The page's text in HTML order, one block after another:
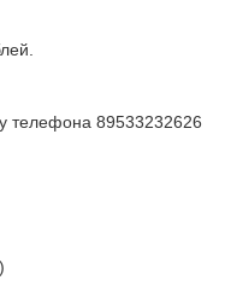
телефона 89533232626